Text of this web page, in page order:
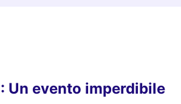
Un evento imperdibile